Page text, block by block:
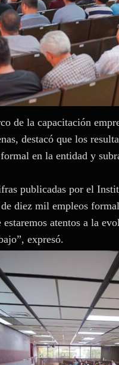
de la capacitación
destacó que los
en la entidad y
publicadas por el
diez mil empleos
atentos a la
expresó.